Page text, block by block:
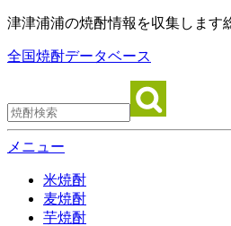
津津浦浦の焼酎情報を収集します
全国焼酎データベース
メニュー
米焼酎
麦焼酎
芋焼酎